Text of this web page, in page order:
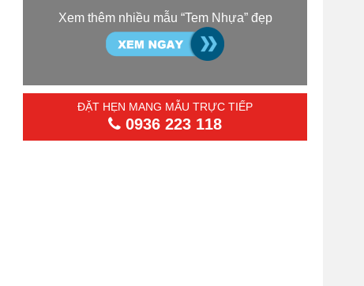
Xem thêm nhiều mẫu “Tem Nhựa” đẹp
ĐẶT HẸN MANG MẪU TRỰC TIẾP
0936 223 118